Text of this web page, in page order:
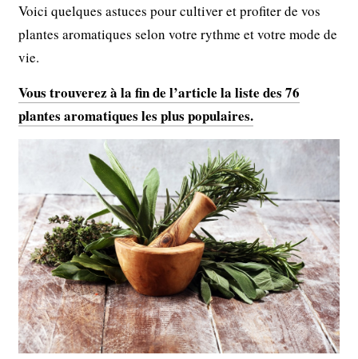
Voici quelques astuces pour cultiver et profiter de vos
plantes aromatiques selon votre rythme et votre mode de
vie.
Vous trouverez à la fin de l’article la liste des 76
plantes aromatiques les plus populaires.